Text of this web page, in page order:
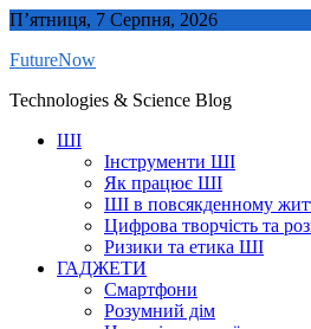
Skip
content
П’ятниця, 7 Серпня, 2026
FutureNow
Technologies & Science Blog
ШІ
Інструменти ШІ
Як працює ШІ
ШІ в повсякденному
Цифрова творчість та
Ризики та етика ШІ
ГАДЖЕТИ
Смартфони
Розумний дім